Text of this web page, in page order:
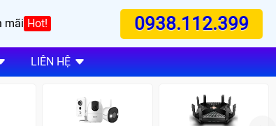
mãi Hot! 0938.112.399
LIÊN HỆ